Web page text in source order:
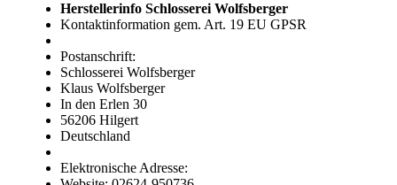
Herstellerinfo Schlosserei Wolfsberger
Kontaktinformation gem. Art. 19 EU GPSR
Postanschrift:
Schlosserei Wolfsberger
Klaus Wolfsberger
In den Erlen 30
56206 Hilgert
Deutschland
Elektronische Adresse: